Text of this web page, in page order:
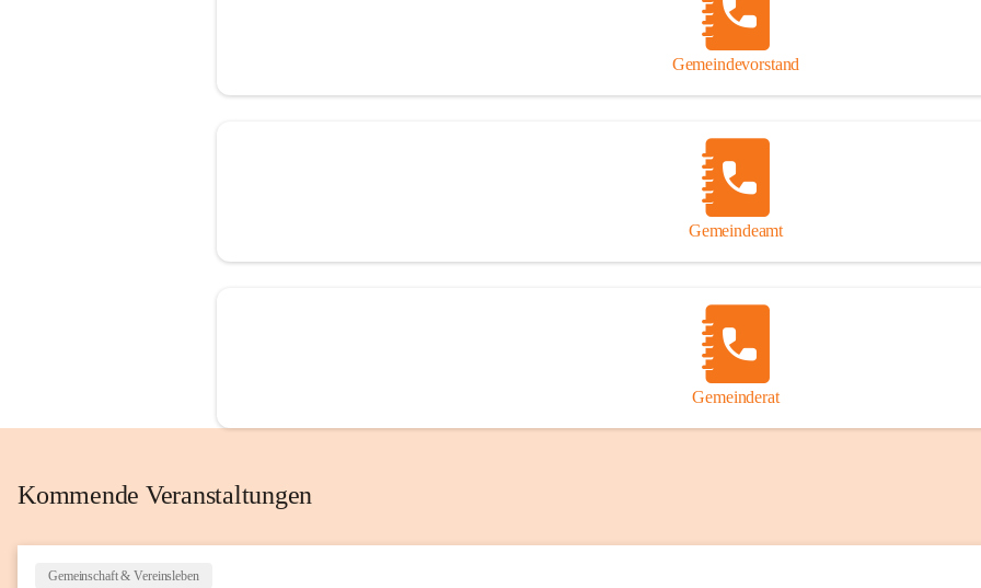
Gemeindevorstand
Gemeindeamt
Gemeinderat
Kommende Veranstaltungen
Gemeinschaft & Vereinsleben